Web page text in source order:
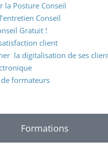
la Posture Conseil
Conseil
Gratuit !
client
la digitalisation de ses
formateurs
Formations